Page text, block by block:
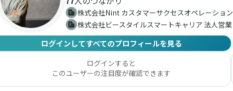
株式会社Nint カスタマーサクセスオペレーション
株式会社ビースタイルスマートキャリア 法人営業
ログインしてすべてのプロフィールを見る
ログインすると
このユーザーの注目度が確認できます